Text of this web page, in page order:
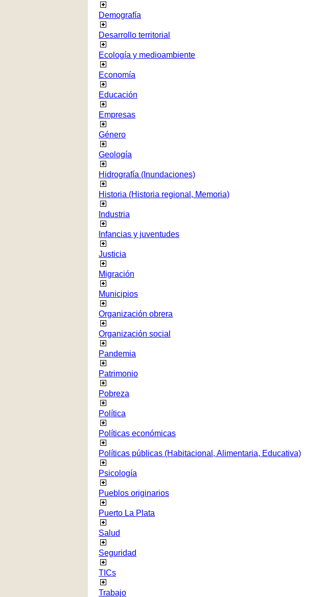
Demografía
Desarrollo territorial
Ecología y medioambiente
Economía
Educación
Empresas
Género
Geología
Hidrografía (Inundaciones)
Historia (Historia regional, Memoria)
Industria
Infancias y juventudes
Justicia
Migración
Municipios
Organización obrera
Organización social
Pandemia
Patrimonio
Pobreza
Política
Políticas económicas
Políticas públicas (Habitacional, Alimentaria, Educativa)
Psicología
Pueblos originarios
Puerto La Plata
Salud
Seguridad
TICs
Trabajo